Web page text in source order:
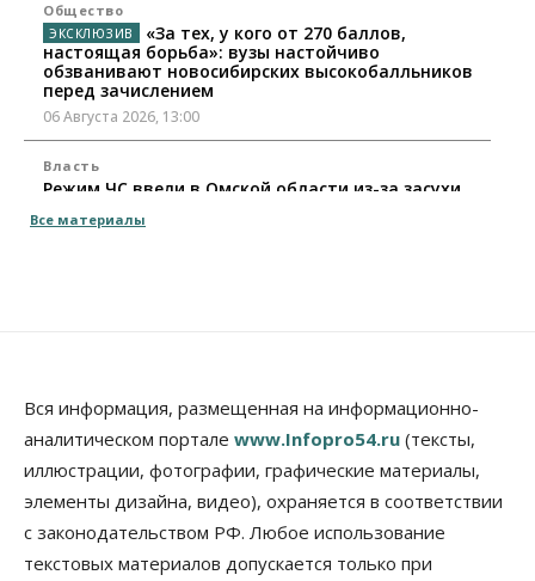
Общество
«За тех, у кого от 270 баллов,
настоящая борьба»: вузы настойчиво
обзванивают новосибирских высокобалльников
перед зачислением
06 Августа 2026, 13:00
Власть
Режим ЧС ввели в Омской области из-за засухи
06 Августа 2026, 12:15
Росреестр назвал главные причины
отказов в регистрации недвижимости в НСО
06 Августа 2026, 12:00
Телекоммуникации
В 16 населённых пунктах Мошковского района
модернизировали мобильную связь
06 Августа 2026, 11:35
Все материалы
Вся информация, размещенная на информационно-
аналитическом портале www.Infopro54.ru (тексты,
иллюстрации, фотографии, графические материалы,
элементы дизайна, видео), охраняется в соответствии
с законодательством РФ. Любое использование
текстовых материалов допускается только при